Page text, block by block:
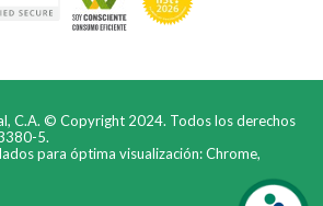
C.A. © Copyright 2024. Todos los derechos
5.
para óptima visualización: Chrome,